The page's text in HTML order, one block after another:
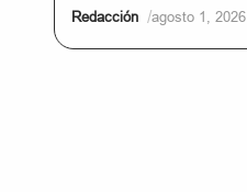
Redacción /agosto 1, 2026